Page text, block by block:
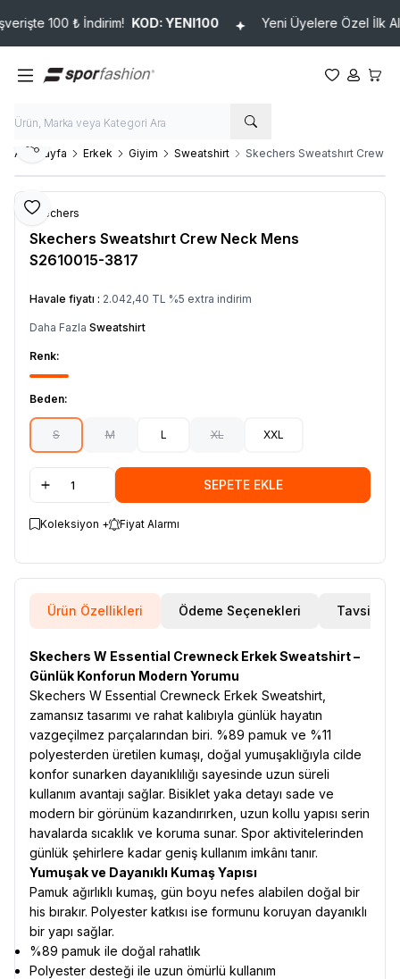
100 ₺ İndirim!KOD: YENI100 Yeni Üyelere Özel İlk
Favorilerim
Hesabım
Ana Sayfa Erkek Giyim Sweatshirt Skechers Sweatshırt Crew
Favoriye Ekle
Paylaş
Skechers
Skechers Sweatshırt Crew Neck Mens
S2610015-3817
Havale fiyatı : 2.042,40 TL %5 extra indirim
Daha Fazla Sweatshirt
Renk:
Beden:
S M L XL XXL
SEPETE EKLE
Koleksiyon + Fiyat Alarmı
Ürün Özellikleri Ödeme Seçenekleri Tavsiye Et
Skechers W Essential Crewneck Erkek Sweatshirt –
Günlük Konforun Modern Yorumu
Skechers W Essential Crewneck Erkek Sweatshirt,
zamansız tasarımı ve rahat kalıbıyla günlük hayatın
vazgeçilmez parçalarından biri. %89 pamuk ve %11
polyesterden üretilen kumaşı, doğal yumuşaklığıyla cilde
konfor sunarken dayanıklılığı sayesinde uzun süreli
kullanım avantajı sağlar. Bisiklet yaka detayı sade ve
modern bir görünüm kazandırırken, uzun kollu yapısı serin
havalarda sıcaklık ve koruma sunar. Spor aktivitelerinden
günlük şehirlere kadar geniş kullanım imkânı tanır.
Yumuşak ve Dayanıklı Kumaş Yapısı
Pamuk ağırlıklı kumaş, gün boyu nefes alabilen doğal bir
his bırakır. Polyester katkısı ise formunu koruyan dayanıklı
bir yapı sağlar.
%89 pamuk ile doğal rahatlık
Polyester desteği ile uzun ömürlü kullanım